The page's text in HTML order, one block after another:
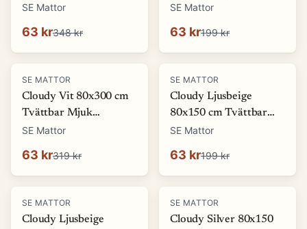
SE Mattor
63 kr348 kr
Ryamatta
SE Mattor
63 kr199 kr
-80%
SE MATTOR
Cloudy Vit 80x300 cm
Tvättbar Mjuk
Ryamatta
SE Mattor
63 kr319 kr
-68%
SE MATTOR
Cloudy Ljusbeige
80x150 cm Tvättbar
Mjuk Ryamatta
SE Mattor
63 kr199 kr
-80%
SE MATTOR
Cloudy Ljusbeige
-68%
SE MATTOR
Cloudy Silver 80x150